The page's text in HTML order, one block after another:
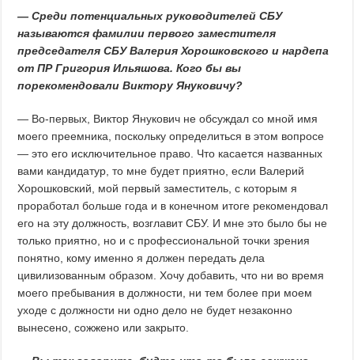
— Среди потенциальных руководителей СБУ
называются фамилии первого заместителя
председателя СБУ Валерия Хорошковского и нардепа
от ПР Григория Ильяшова. Кого бы вы
порекомендовали Виктору Януковичу?
— Во-первых, Виктор Янукович не обсуждал со мной имя
моего преемника, поскольку определиться в этом вопросе
— это его исключительное право. Что касается названных
вами кандидатур, то мне будет приятно, если Валерий
Хорошковский, мой первый заместитель, с которым я
проработал больше года и в конечном итоге рекомендовал
его на эту должность, возглавит СБУ. И мне это было бы не
только приятно, но и с профессиональной точки зрения
понятно, кому именно я должен передать дела
цивилизованным образом. Хочу добавить, что ни во время
моего пребывания в должности, ни тем более при моем
уходе с должности ни одно дело не будет незаконно
вынесено, сожжено или закрыто.